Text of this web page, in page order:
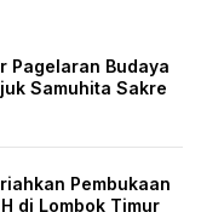
Pagelaran Budaya
Samuhita Sakre
Pembukaan
di Lombok Timur